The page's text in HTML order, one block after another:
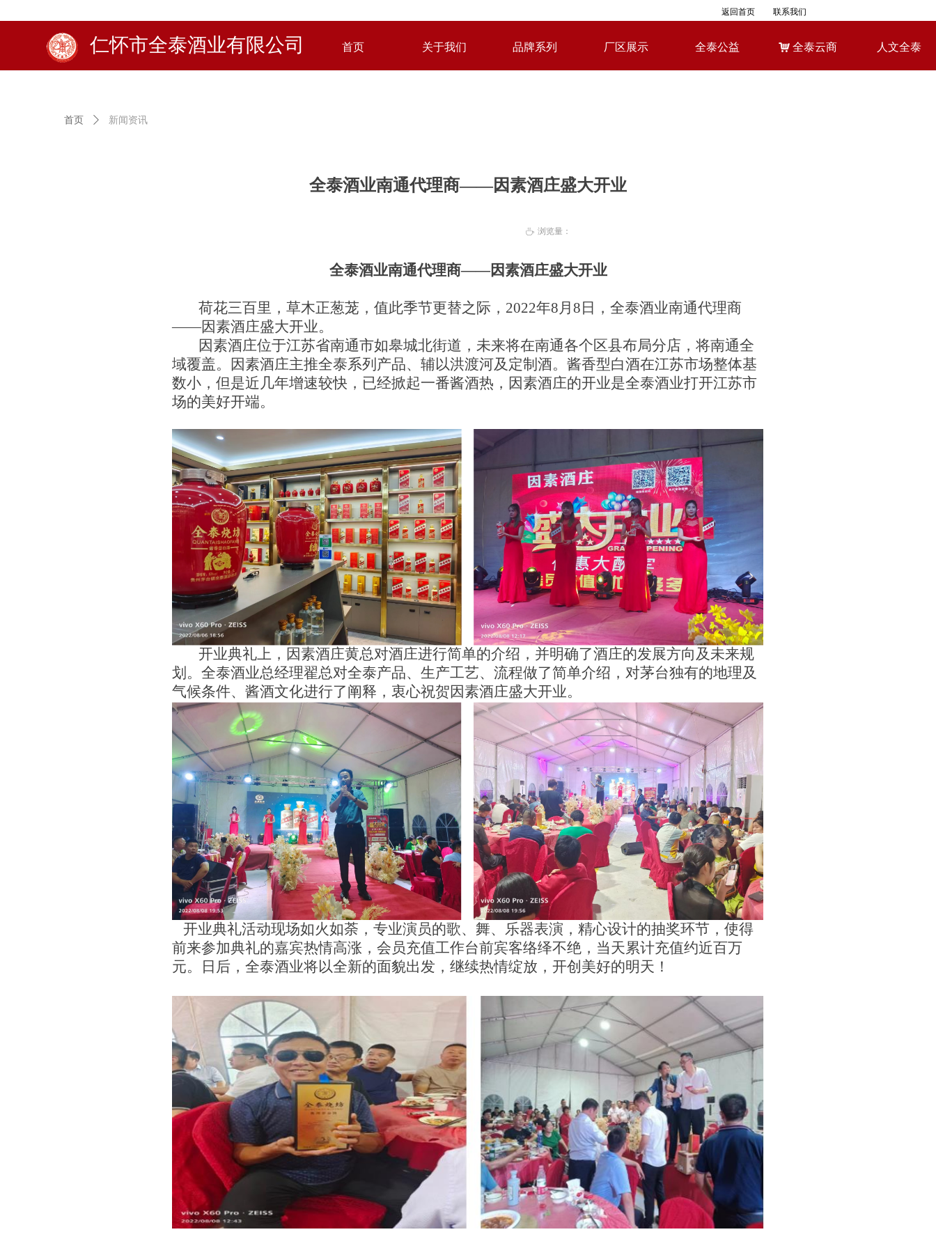
仁怀市全泰酒业有限公司 首页 关于我们 品牌系列 厂区展示 全泰公益 낙 全泰云商 人文全泰
返回首页 联系我们
全泰酒业南通代理商——因素酒庄盛大开业
首页 ꄲ 新闻资讯
全泰酒业南通代理商——因素酒庄盛大开业
荷花三百里，草木正葱茏，值此季节更替之际， 2022年8月 8 日，全泰酒业南通代理商
——因素酒庄盛大开业。
因素酒庄位于江苏省南通市如皋城北街道，未来将在南通各个区县布局分店，将南通全
域覆盖。因素酒庄主推全泰系列产品、辅以洪渡河及定制酒。酱香型白酒在江苏市场整体基
数小，但是近几年增速较快，已经掀起一番酱酒热，因素酒庄的开业是全泰酒业打开江苏市
场的美好开端。
开业典礼上，因素酒庄黄总对酒庄进行简单的介绍，并明确了酒庄的发展方向及未来规
划。全泰酒业总经理翟总对全泰产品、生产工艺、流程做了简单介绍，对茅台独有的地理及
气候条件、酱酒文化进行了阐释，衷心祝贺因素酒庄盛大开业。
开业典礼活动现场如火如荼，专业演员的歌、舞、乐器表演，精心设计的抽奖环节，使得
前来参加典礼的嘉宾热情高涨，会员充值工作台前宾客络绎不绝，当天累计充值约近百万
元。日后，全泰酒业将以全新的面貌出发，继续热情绽放，开创美好的明天！
ꄘ 浏览量：